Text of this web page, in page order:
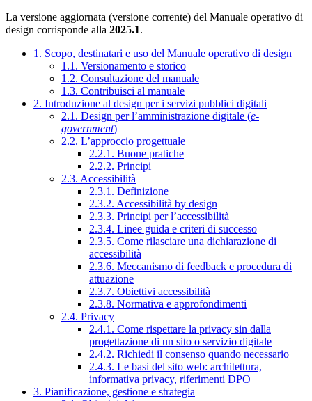
La versione aggiornata (versione corrente) del Manuale operativo di
design corrisponde alla 2025.1.
1. Scopo, destinatari e uso del Manuale operativo di design
1.1. Versionamento e storico
1.2. Consultazione del manuale
1.3. Contribuisci al manuale
2. Introduzione al design per i servizi pubblici digitali
2.1. Design per l’amministrazione digitale (e-
government)
2.2. L’approccio progettuale
2.2.1. Buone pratiche
2.2.2. Principi
2.3. Accessibilità
2.3.1. Definizione
2.3.2. Accessibilità by design
2.3.3. Principi per l’accessibilità
2.3.4. Linee guida e criteri di successo
2.3.5. Come rilasciare una dichiarazione di
accessibilità
2.3.6. Meccanismo di feedback e procedura di
attuazione
2.3.7. Obiettivi accessibilità
2.3.8. Normativa e approfondimenti
2.4. Privacy
2.4.1. Come rispettare la privacy sin dalla
progettazione di un sito o servizio digitale
2.4.2. Richiedi il consenso quando necessario
2.4.3. Le basi del sito web: architettura,
informativa privacy, riferimenti DPO
3. Pianificazione, gestione e strategia